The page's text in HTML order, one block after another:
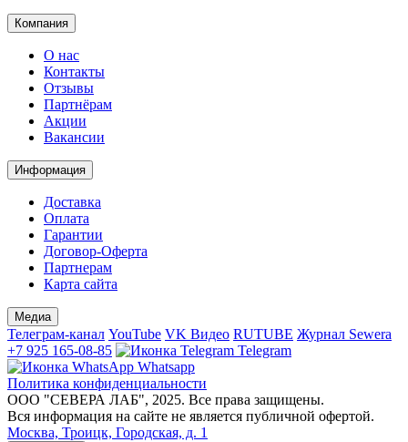
Компания
О нас
Контакты
Отзывы
Партнёрам
Акции
Вакансии
Информация
Доставка
Оплата
Гарантии
Договор-Оферта
Партнерам
Карта сайта
Медиа
Телеграм-канал YouTube VK Видео RUTUBE Журнал Sewera
+7 925 165-08-85
Telegram
Whatsapp
Политика конфиденциальности
ООО "СЕВЕРА ЛАБ", 2025. Все права защищены.
Вся информация на сайте не является публичной офертой.
Москва, Троицк, Городская, д. 1